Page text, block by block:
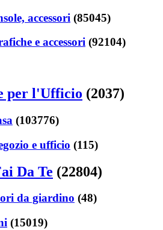
accessori (85045)
e accessori (92104)
per l'Ufficio (2037)
(103776)
e ufficio (115)
Da Te (22804)
da giardino (48)
(15019)